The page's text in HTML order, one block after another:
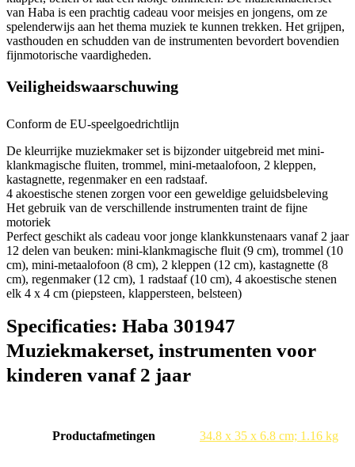
van Haba is een prachtig cadeau voor meisjes en jongens, om ze
spelenderwijs aan het thema muziek te kunnen trekken. Het grijpen,
vasthouden en schudden van de instrumenten bevordert bovendien
fijnmotorische vaardigheden.
Veiligheidswaarschuwing
Conform de EU-speelgoedrichtlijn
De kleurrijke muziekmaker set is bijzonder uitgebreid met mini-
klankmagische fluiten, trommel, mini-metaalofoon, 2 kleppen,
kastagnette, regenmaker en een radstaaf.
4 akoestische stenen zorgen voor een geweldige geluidsbeleving
Het gebruik van de verschillende instrumenten traint de fijne
motoriek
Perfect geschikt als cadeau voor jonge klankkunstenaars vanaf 2 jaar
12 delen van beuken: mini-klankmagische fluit (9 cm), trommel (10
cm), mini-metaalofoon (8 cm), 2 kleppen (12 cm), kastagnette (8
cm), regenmaker (12 cm), 1 radstaaf (10 cm), 4 akoestische stenen
elk 4 x 4 cm (piepsteen, klappersteen, belsteen)
Specificaties: Haba 301947
Muziekmakerset, instrumenten voor
kinderen vanaf 2 jaar
Productafmetingen ‎34.8 x 35 x 6.8 cm; 1.16 kg